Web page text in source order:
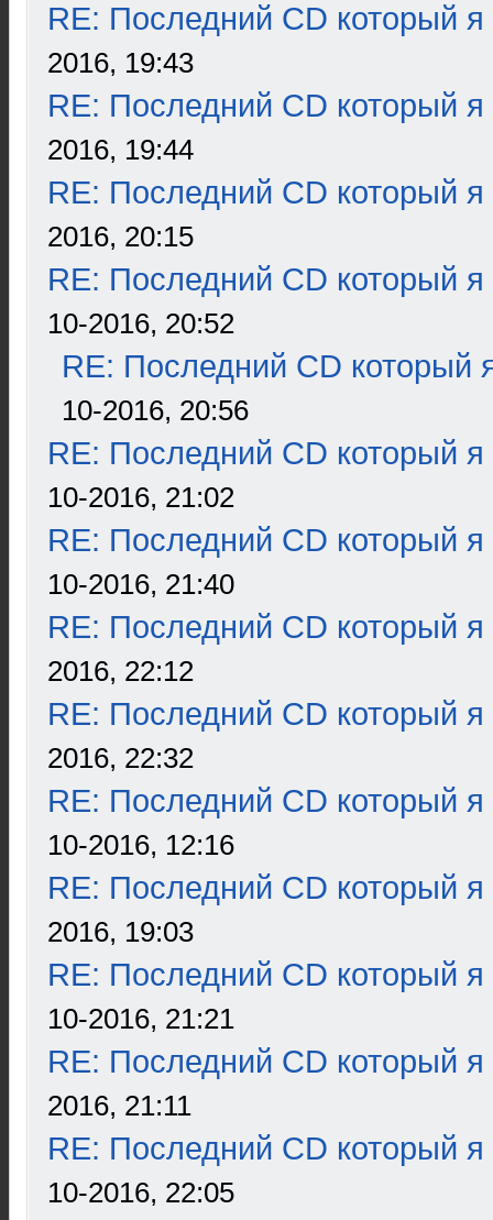
RE: Последний CD который я
2016, 19:43
RE: Последний CD который я
2016, 19:44
RE: Последний CD который я
2016, 20:15
RE: Последний CD который я
10-2016, 20:52
RE: Последний CD который
10-2016, 20:56
RE: Последний CD который я
10-2016, 21:02
RE: Последний CD который я
10-2016, 21:40
RE: Последний CD который я
2016, 22:12
RE: Последний CD который я
2016, 22:32
RE: Последний CD который я
10-2016, 12:16
RE: Последний CD который я
2016, 19:03
RE: Последний CD который я
10-2016, 21:21
RE: Последний CD который я
2016, 21:11
RE: Последний CD который я
10-2016, 22:05